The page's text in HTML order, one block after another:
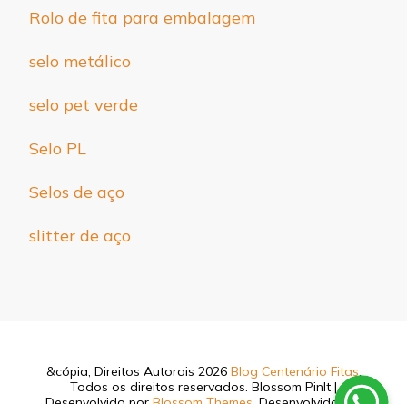
Rolo de fita para embalagem
selo metálico
selo pet verde
Selo PL
Selos de aço
slitter de aço
&cópia; Direitos Autorais 2026 Blog Centenário Fitas.
Todos os direitos reservados. Blossom PinIt |